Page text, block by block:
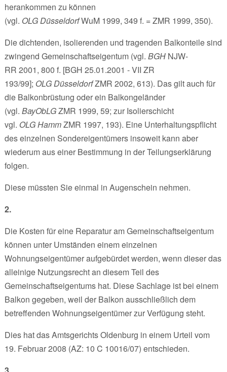
herankommen zu können
(vgl. OLG DüsseldorfWuM 1999, 349 f. = ZMR 1999, 350).
Die dichtenden, isolierenden und tragenden Balkonteile sind
zwingend Gemeinschaftseigentum (vgl. BGHNJW-
RR 2001, 800 f. [BGH 25.01.2001 - VII ZR
193/99]; OLG DüsseldorfZMR 2002, 613). Das gilt auch für
die Balkonbrüstung oder ein Balkongeländer
(vgl. BayObLGZMR 1999, 59; zur Isolierschicht
vgl. OLG HammZMR 1997, 193). Eine Unterhaltungspflicht
des einzelnen Sondereigentümers insoweit kann aber
wiederum aus einer Bestimmung in der Teilungserklärung
folgen.
Diese müssten Sie einmal in Augenschein nehmen.
2.
Die Kosten für eine Reparatur am Gemeinschaftseigentum
können unter Umständen einem einzelnen
Wohnungseigentümer aufgebürdet werden, wenn dieser das
alleinige Nutzungsrecht an diesem Teil des
Gemeinschaftseigentums hat. Diese Sachlage ist bei einem
Balkon gegeben, weil der Balkon ausschließlich dem
betreffenden Wohnungseigentümer zur Verfügung steht.
Dies hat das Amtsgerichts Oldenburg in einem Urteil vom
19. Februar 2008 (AZ: 10 C 10016/07) entschieden.